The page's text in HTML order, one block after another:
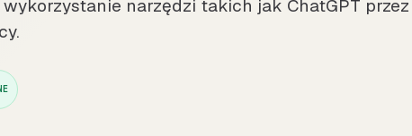
narzędzi takich jak ChatGPT przez